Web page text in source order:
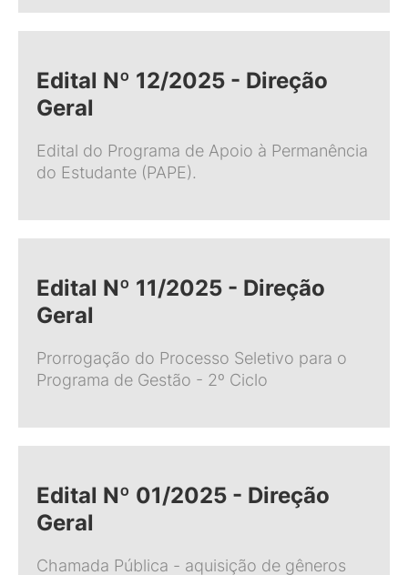
Edital Nº 12/2025 - Direção
Geral
Edital do Programa de Apoio à Permanência
do Estudante (PAPE).
Edital Nº 11/2025 - Direção
Geral
Prorrogação do Processo Seletivo para o
Programa de Gestão - 2º Ciclo
Edital Nº 01/2025 - Direção
Geral
Chamada Pública - aquisição de gêneros